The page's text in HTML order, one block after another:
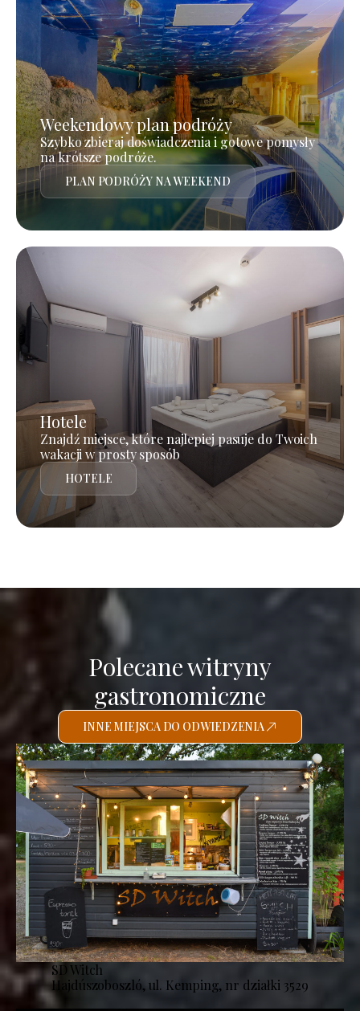
Weekendowy plan podróży
Szybko zbieraj doświadczenia i gotowe pomysły
na krótsze podróże.
PLAN PODRÓŻY NA WEEKEND
Hotele
Znajdź miejsce, które najlepiej pasuje do Twoich
wakacji w prosty sposób
HOTELE
Polecane witryny
gastronomiczne
INNE MIEJSCA DO ODWIEDZENIA
SD Witch
Hajdúszoboszló, ul. Kemping, nr działki 3529